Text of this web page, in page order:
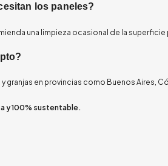
los paneles?
una limpieza ocasional de la superficie
y granjas en provincias como Buenos Aires,
y 100% sustentable.